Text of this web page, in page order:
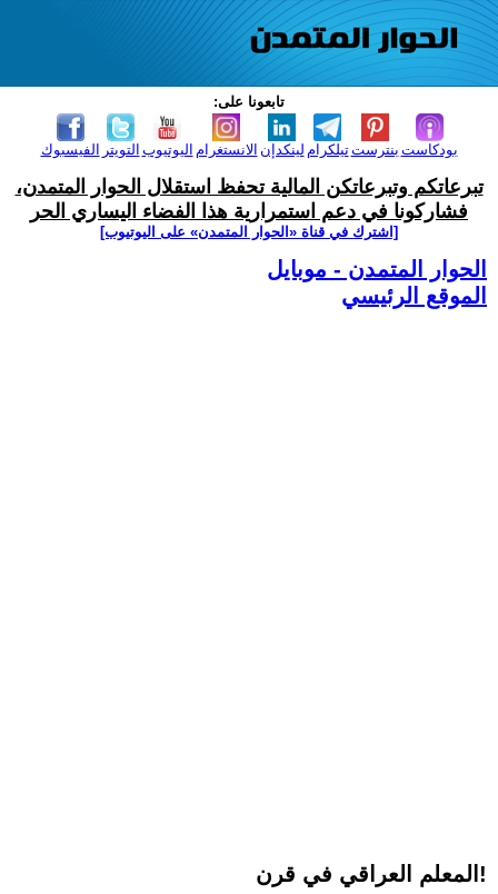
تابعونا على:
الفيسبوك التويتر اليوتيوب الانستغرام لينكدإن تيلكرامبنترست بودكاست
تبرعاتكم وتبرعاتكن المالية تحفظ استقلال الحوار المتمدن،
فشاركونا في دعم استمرارية هذا الفضاء اليساري الحر
[اشترك في قناة ‫«الحوار المتمدن» على اليوتيوب]
الحوار المتمدن - موبايل
الموقع الرئيسي
المعلم العراقي في قرن!